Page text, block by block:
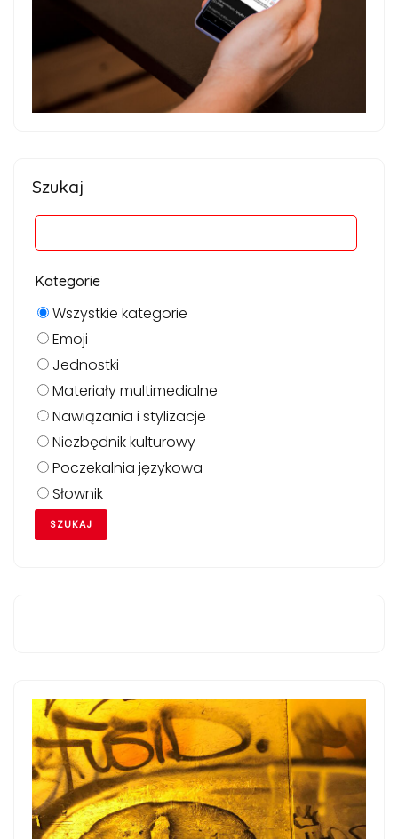
Szukaj
Kategorie
Wszystkie kategorie
Emoji
Jednostki
Materiały multimedialne
Nawiązania i stylizacje
Niezbędnik kulturowy
Poczekalnia językowa
Słownik